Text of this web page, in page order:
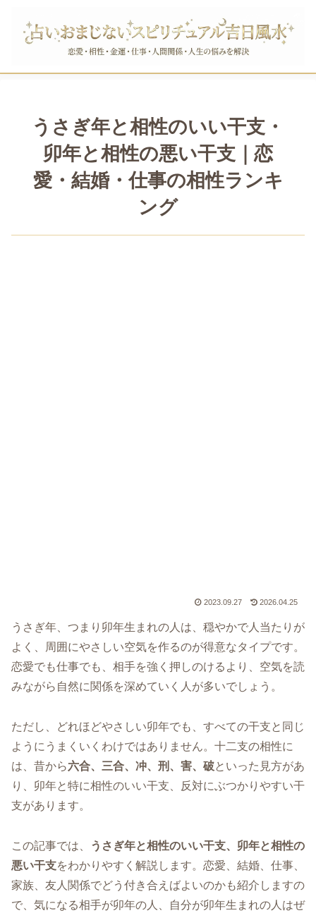
うさぎ年と相性のいい干支・
卯年と相性の悪い干支｜恋
愛・結婚・仕事の相性ランキ
ング
2023.09.27 2026.04.25
うさぎ年、つまり卯年生まれの人は、穏やかで人当たりが
よく、周囲にやさしい空気を作るのが得意なタイプです。
恋愛でも仕事でも、相手を強く押しのけるより、空気を読
みながら自然に関係を深めていく人が多いでしょう。
ただし、どれほどやさしい卯年でも、すべての干支と同じ
ようにうまくいくわけではありません。十二支の相性に
は、昔から六合、三合、冲、刑、害、破といった見方があ
り、卯年と特に相性のいい干支、反対にぶつかりやすい干
支があります。
この記事では、
うさぎ年と相性のいい干支、卯年と相性の
悪い干支をわかりやすく解説します。恋愛、結婚、仕事、
家族、友人関係でどう付き合えばよいのかも紹介しますの
で、気になる相手が卯年の人、自分が卯年生まれの人はぜ